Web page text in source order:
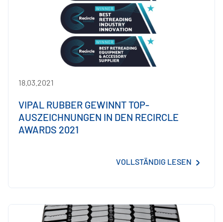
18.03.2021
VIPAL RUBBER GEWINNT TOP-
AUSZEICHNUNGEN IN DEN RECIRCLE
AWARDS 2021
VOLLSTÄNDIG LESEN